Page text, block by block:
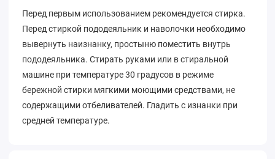
Перед первым использованием рекомендуется стирка.
Перед стиркой пододеяльник и наволочки необходимо
вывернуть наизнанку, простыню поместить внутрь
пододеяльника. Стирать руками или в стиральной
машине при температуре 30 градусов в режиме
бережной стирки мягкими моющими средствами, не
содержащими отбеливателей. Гладить с изнанки при
средней температуре.